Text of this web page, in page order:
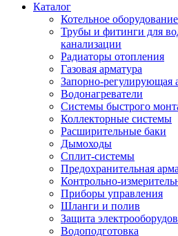
Каталог
Котельное оборудование
Трубы и фитинги для
канализации
Радиаторы отопления
Газовая арматура
Запорно-регулирующая
Водонагреватели
Системы быстрого
Коллекторные системы
Расширительные баки
Дымоходы
Сплит-системы
Предохранительная
Контрольно-
Приборы управления
Шланги и полив
Защита
Водоподготовка